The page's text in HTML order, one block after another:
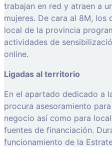
trabajan en red y atraen a
mujeres. De cara al 8M,
local de la provincia
actividades de
online.
Ligadas al territorio
En el apartado dedicado a
procura asesoramiento
negocio así como para
fuentes de financiación.
funcionamiento de la